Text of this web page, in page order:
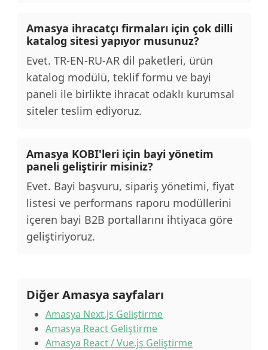
Amasya ihracatçı firmaları için çok dilli
katalog sitesi yapıyor musunuz?
Evet. TR-EN-RU-AR dil paketleri, ürün
katalog modülü, teklif formu ve bayi
paneli ile birlikte ihracat odaklı kurumsal
siteler teslim ediyoruz.
Amasya KOBI'leri için bayi yönetim
paneli geliştirir misiniz?
Evet. Bayi başvuru, sipariş yönetimi, fiyat
listesi ve performans raporu modüllerini
içeren bayi B2B portallarını ihtiyaca göre
geliştiriyoruz.
Diğer Amasya sayfaları
Amasya Next.js Geliştirme
Amasya React Geliştirme
Amasya React / Vue.js Geliştirme